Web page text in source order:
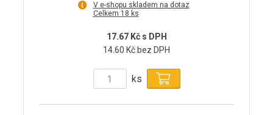
V e-shopu skladem na dotaz
Celkem 18 ks
17.67 Kč s DPH
14.60 Kč bez DPH
ks